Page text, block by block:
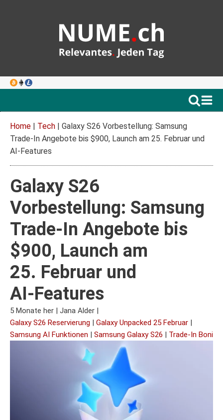
Home | Tech | Galaxy S26 Vorbestellung: Samsung
Trade‑In Angebote bis $900, Launch am 25. Februar und
AI‑Features
Galaxy S26
Vorbestellung: Samsung
Trade‑In Angebote bis
$900, Launch am
25. Februar und
AI‑Features
5 Monate her | Jana Alder |
Galaxy S26 Reservierung | Galaxy Unpacked 25 Februar |
Samsung AI Funktionen | Samsung Galaxy S26 | Trade‑In Boni